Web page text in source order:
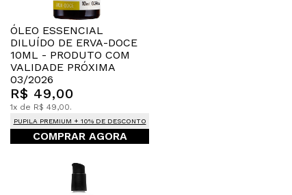
ÓLEO ESSENCIAL
DILUÍDO DE ERVA-DOCE
10ML - PRODUTO COM
VALIDADE PRÓXIMA
03/2026
R$ 49,00
1x de R$ 49,00.
PUPILA PREMIUM + 10% DE DESCONTO
COMPRAR AGORA